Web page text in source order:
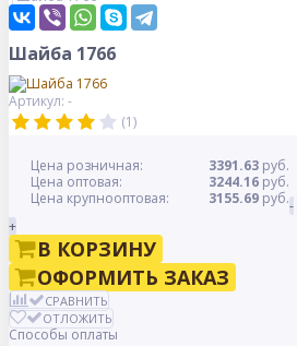
Шайба 1766
Артикул: -
(1)
Цена розничная: 3391.63 руб.
Цена оптовая:
3244.16 руб.
Цена крупнооптовая:
3155.69 руб.-
+
В КОРЗИНУ
ОФОРМИТЬ ЗАКАЗ
СРАВНИТЬ
ОТЛОЖИТЬ
Способы оплаты